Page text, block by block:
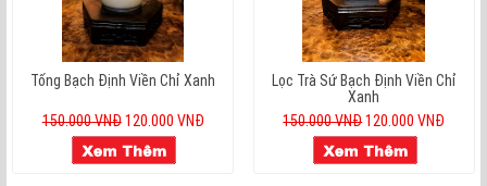
Tống Bạch Định Viền Chỉ Xanh
150.000 VNĐ 120.000 VNĐ
Lọc Trà Sứ Bạch Định Viền Chỉ
Xanh
150.000 VNĐ120.000 VNĐ